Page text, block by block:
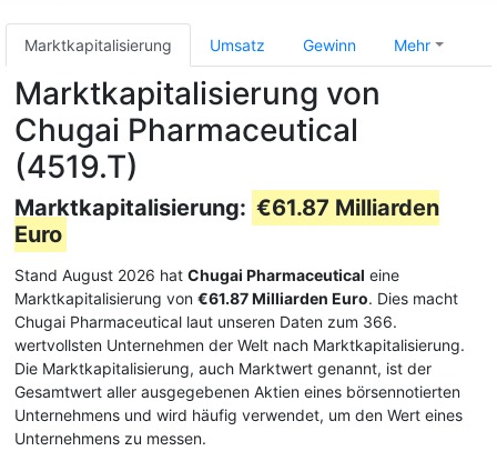
Marktkapitalisierung Umsatz Gewinn Mehr
Marktkapitalisierung von
Chugai Pharmaceutical
(4519.T)
Marktkapitalisierung: €61.87 Milliarden
Euro
Stand August 2026 hat Chugai Pharmaceutical eine
Marktkapitalisierung von €61.87 Milliarden Euro. Dies macht
Chugai Pharmaceutical laut unseren Daten zum 366.
wertvollsten Unternehmen der Welt nach Marktkapitalisierung.
Die Marktkapitalisierung, auch Marktwert genannt, ist der
Gesamtwert aller ausgegebenen Aktien eines börsennotierten
Unternehmens und wird häufig verwendet, um den Wert eines
Unternehmens zu messen.